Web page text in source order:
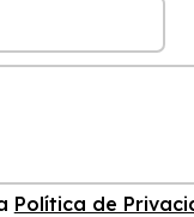
Política de